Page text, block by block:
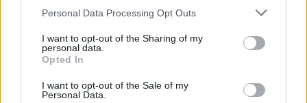
Personal Data Processing Opt Outs
I want to opt-out of the Sharing of my
personal data.
Opted In
I want to opt-out of the Sale of my
Personal Data.
U Mallorky mělo moře přes rekordních 33 stupňů,
uvádí meteorologové
7.8.2026 10:45 (ČTK
Povrchová teplota moře u
Mallorky ve středu odpoledne